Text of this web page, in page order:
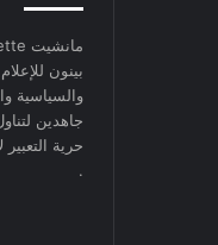
بينون
والسياسية
جاهدين
حرية
.